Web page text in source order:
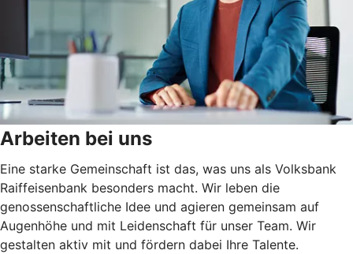
Arbeiten bei uns
Eine starke Gemeinschaft ist das, was uns als Volksbank
Raiffeisenbank besonders macht. Wir leben die
genossenschaftliche Idee und agieren gemeinsam auf
Augenhöhe und mit Leidenschaft für unser Team. Wir
gestalten aktiv mit und fördern dabei Ihre Talente.